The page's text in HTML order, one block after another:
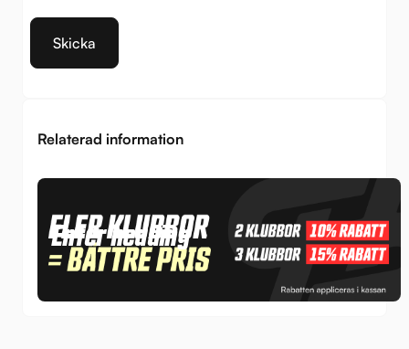
Relaterad information
Enter heading